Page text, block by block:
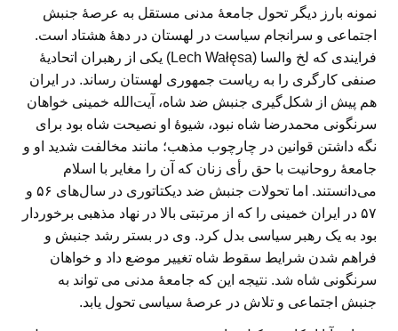
نمونه بارز دیگر تحول جامعهٔ مدنی مستقل به عرصهٔ جنبش
اجتماعی و سرانجام سیاست در لهستان در دههٔ هشتاد است.
فرایندی که لخ والسا (Lech Wałęsa) یکی از رهبران اتحادیهٔ
صنفی کارگری را به ریاست جمهوری لهستان رساند. در ایران
هم پیش از شکل‌گیری جنبش ضد شاه، آیت‌الله خمینی خواهان
سرنگونی محمدرضا شاه نبود، شیوهٔ او نصیحت شاه بود برای
نگه داشتن قوانین در چارچوب مذهب؛ مانند مخالفت شدید او و
جامعهٔ روحانیت با حق رأی زنان که آن را مغایر با اسلام
می‌دانستند. اما تحولات جنبش ضد دیکتاتوری در سال‌های ۵۶ و
۵۷ در ایران خمینی را که از مرتبتی بالا در نهاد مذهبی برخوردار
بود به یک رهبر سیاسی بدل کرد. وی در بستر رشد جنبش و
فراهم شدن شرایط سقوط شاه تغییر موضع داد و خواهان
سرنگونی شاه شد. نتیجه این که جامعهٔ مدنی می تواند به
جنبش اجتماعی و تلاش در عرصهٔ سیاسی تحول یابد.